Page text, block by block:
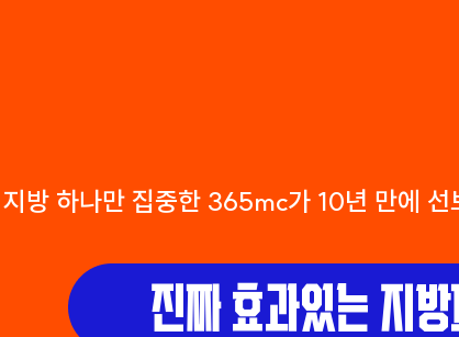
지방 하나만 집중한 365mc가 10년 만에 선
진짜 효과있는 지방